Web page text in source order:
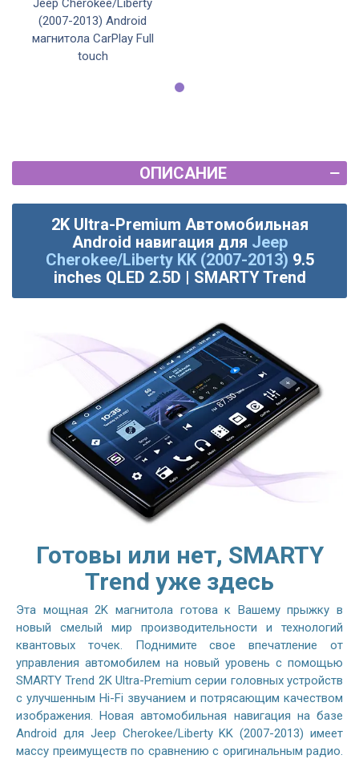
Jeep Cherokee/Liberty
(2007-2013) Android
магнитола CarPlay Full
touch
ОПИСАНИЕ
2K Ultra-Premium Автомобильная
Android навигация для Jeep
Cherokee/Liberty KK (2007-2013) 9.5
inches QLED 2.5D | SMARTY Trend
Готовы или нет, SMARTY
Trend уже здесь
Эта мощная 2K магнитола готова к Вашему прыжку в
новый смелый мир производительности и технологий
квантовых точек. Поднимите свое впечатление от
управления автомобилем на новый уровень с помощью
SMARTY Trend 2K Ultra-Premium серии головных устройств
с улучшенным Hi-Fi звучанием и потрясающим качеством
изображения. Новая автомобильная навигация на базе
Android для Jeep Cherokee/Liberty KK (2007-2013) имеет
массу преимуществ по сравнению с оригинальным радио.